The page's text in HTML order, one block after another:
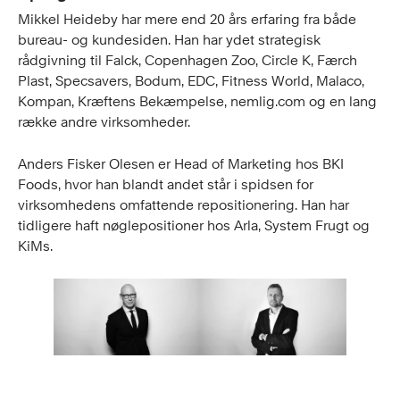
Mikkel Heideby har mere end 20 års erfaring fra både
bureau- og kundesiden. Han har ydet strategisk
rådgivning til Falck, Copenhagen Zoo, Circle K, Færch
Plast, Specsavers, Bodum, EDC, Fitness World, Malaco,
Kompan, Kræftens Bekæmpelse, nemlig.com og en lang
række andre virksomheder.
Anders Fisker Olesen er Head of Marketing hos BKI
Foods, hvor han blandt andet står i spidsen for
virksomhedens omfattende repositionering. Han har
tidligere haft nøglepositioner hos Arla, System Frugt og
KiMs.